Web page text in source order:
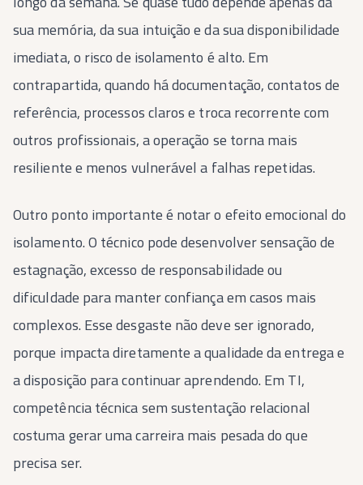
sua memória, da sua intuição e da sua disponibilidade
imediata, o risco de isolamento é alto. Em
contrapartida, quando há documentação, contatos de
referência, processos claros e troca recorrente com
outros profissionais, a operação se torna mais
resiliente e menos vulnerável a falhas repetidas.
Outro ponto importante é notar o efeito emocional do
isolamento. O técnico pode desenvolver sensação de
estagnação, excesso de responsabilidade ou
dificuldade para manter confiança em casos mais
complexos. Esse desgaste não deve ser ignorado,
porque impacta diretamente a qualidade da entrega e
a disposição para continuar aprendendo. Em TI,
competência técnica sem sustentação relacional
costuma gerar uma carreira mais pesada do que
precisa ser.